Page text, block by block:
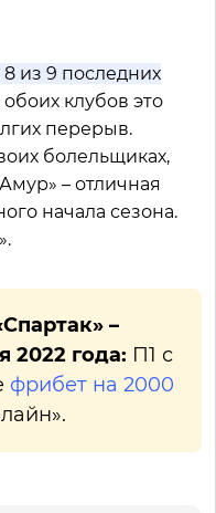
из 9 последних
клубов это
перерыв.
болельщиках,
– отличная
начала сезона.
–
2022 года: П1 с
фрибет на 2000